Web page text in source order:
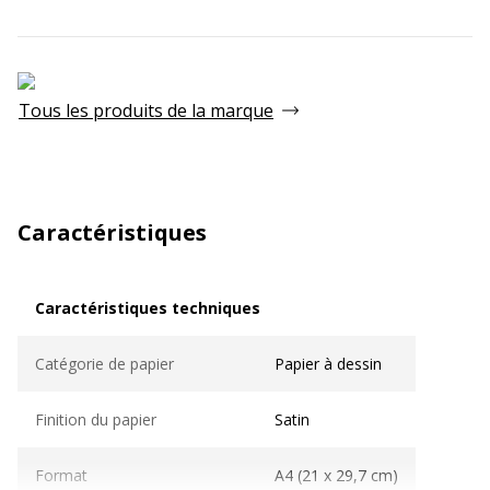
Tous les produits de la marque
Caractéristiques
Caractéristiques techniques
Catégorie de papier Papier à dessin
Finition du papier Satin
Format A4 (21 x 29,7 cm)